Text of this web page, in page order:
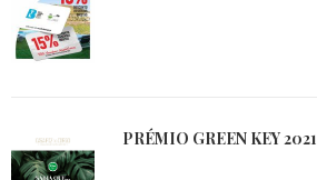
PRÉMIO GREEN KEY 2021